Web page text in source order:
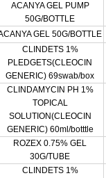
ACANYA GEL PUMP
50G/BOTTLE
GEL 50G/BOTTLE
CLINDETS 1%
PLEDGETS(CLEOCIN
GENERIC) 69swab/box
CLINDAMYCIN PH 1%
TOPICAL
SOLUTION(CLEOCIN
GENERIC) 60ml/botttle
ROZEX 0.75% GEL
30G/TUBE
CLINDETS 1%